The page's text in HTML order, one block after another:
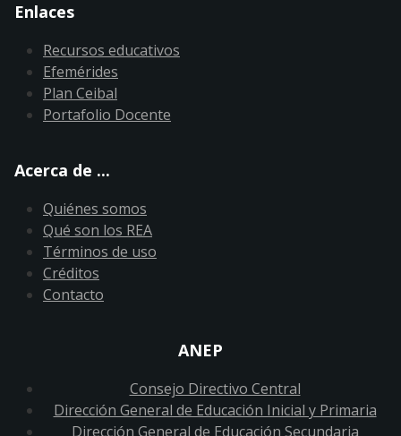
Enlaces
Recursos educativos
Efemérides
Plan Ceibal
Portafolio Docente
Acerca de ...
Quiénes somos
Qué son los REA
Términos de uso
Créditos
Contacto
ANEP
Consejo Directivo Central
Dirección General de Educación Inicial y Primaria
Dirección General de Educación Secundaria